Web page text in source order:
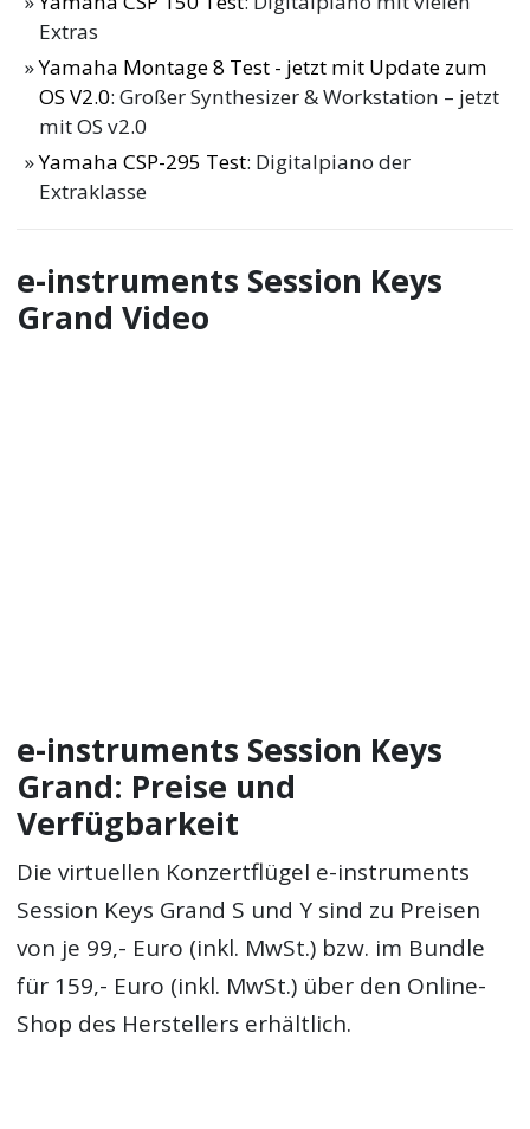
Extras
Yamaha Montage 8 Test - jetzt mit Update zum
OS V2.0: Großer Synthesizer & Workstation – jetzt
mit OS v2.0
Yamaha CSP-295 Test: Digitalpiano der
Extraklasse
e-instruments Session Keys
Grand Video
e-instruments Session Keys
Grand: Preise und
Verfügbarkeit
Die virtuellen Konzertflügel e-instruments
Session Keys Grand S und Y sind zu Preisen
von je 99,- Euro (inkl. MwSt.) bzw. im Bundle
für 159,- Euro (inkl. MwSt.) über den Online-
Shop des Herstellers erhältlich.